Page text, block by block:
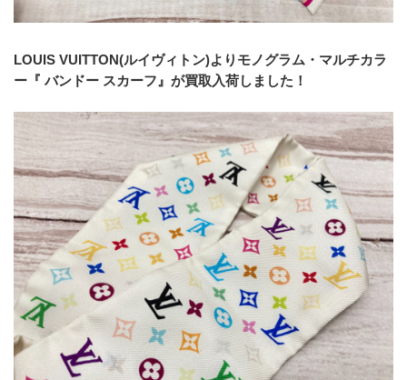
LOUIS VUITTON(ルイヴィトン)よりモノグラム・マルチカラ
ー『 バンドー スカーフ』が買取入荷しました！